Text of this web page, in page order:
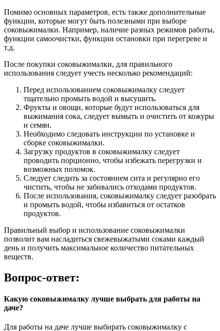
Помимо основных параметров, есть также дополнительные
функции, которые могут быть полезными при выборе
соковыжималки. Например, наличие разных режимов работы,
функции самоочистки, функции остановки при перегреве и
т.д.
После покупки соковыжималки, для правильного
использования следует учесть несколько рекомендаций:
Перед использованием соковыжималку следует
тщательно промыть водой и высушить.
Фрукты и овощи, которые будут использоваться для
выжимания сока, следует вымыть и очистить от кожуры
и семян.
Необходимо следовать инструкции по установке и
сборке соковыжималки.
Загрузку продуктов в соковыжималку следует
проводить порционно, чтобы избежать перегрузки и
возможных поломок.
Следует следить за состоянием сита и регулярно его
чистить, чтобы не забивались отходами продуктов.
После использования, соковыжималку следует разобрать
и промыть водой, чтобы избавиться от остатков
продуктов.
Правильный выбор и использование соковыжималки
позволит вам насладиться свежевыжатыми соками каждый
день и получить максимальное количество питательных
веществ.
Вопрос-ответ:
Какую соковыжималку лучше выбрать для работы на
даче?
Для работы на даче лучше выбирать соковыжималку с